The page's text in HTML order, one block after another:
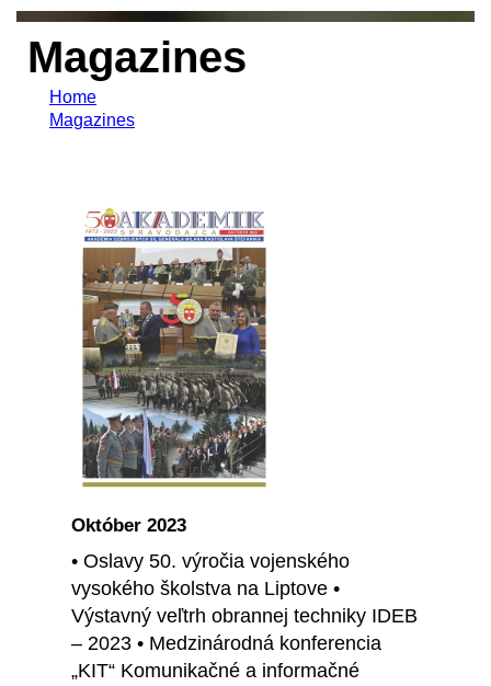
Magazines
Home
Magazines
Október 2023
• Oslavy 50. výročia vojenského
vysokého školstva na Liptove •
Výstavný veľtrh obrannej techniky IDEB
– 2023 • Medzinárodná konferencia
„KIT“ Komunikačné a informačné